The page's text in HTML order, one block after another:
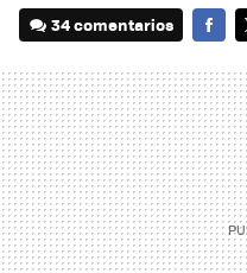
34 comentarios